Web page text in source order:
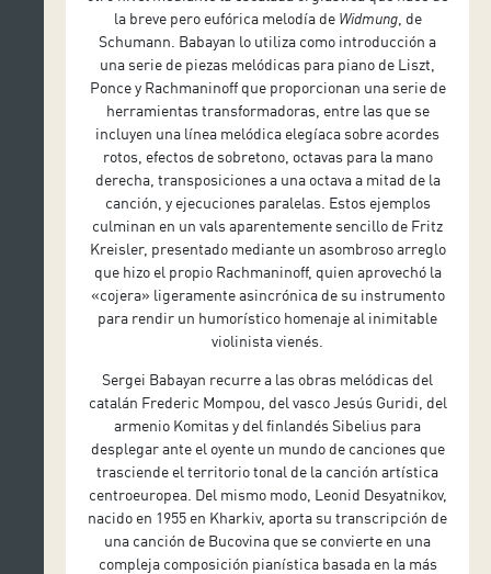
la breve pero eufórica melodía de Widmung, de
Schumann. Babayan lo utiliza como introducción a
una serie de piezas melódicas para piano de Liszt,
Ponce y Rachmaninoff que proporcionan una serie de
herramientas transformadoras, entre las que se
incluyen una línea melódica elegíaca sobre acordes
rotos, efectos de sobretono, octavas para la mano
derecha, transposiciones a una octava a mitad de la
canción, y ejecuciones paralelas. Estos ejemplos
culminan en un vals aparentemente sencillo de Fritz
Kreisler, presentado mediante un asombroso arreglo
que hizo el propio Rachmaninoff, quien aprovechó la
«cojera» ligeramente asincrónica de su instrumento
para rendir un humorístico homenaje al inimitable
violinista vienés.
Sergei Babayan recurre a las obras melódicas del
catalán Frederic Mompou, del vasco Jesús Guridi, del
armenio Komitas y del finlandés Sibelius para
desplegar ante el oyente un mundo de canciones que
trasciende el territorio tonal de la canción artística
centroeuropea. Del mismo modo, Leonid Desyatnikov,
nacido en 1955 en Kharkiv, aporta su transcripción de
una canción de Bucovina que se convierte en una
compleja composición pianística basada en la más